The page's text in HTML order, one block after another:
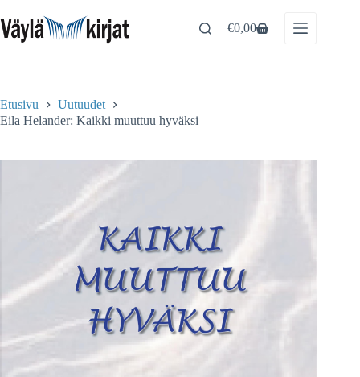
to
content
Shopping
€0,00
Etusivu
Uutuudet
Eila Helander: Kaikki muuttuu hyväksi